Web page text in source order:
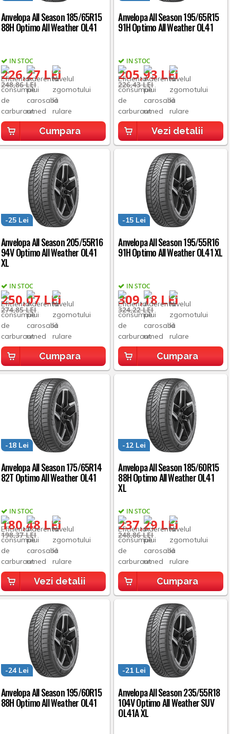
Anvelopa All Season 185/65R15
88H Optimo All Weather OL41
IN STOC
226,27 LEI
248,86 LEI
Cumpara
Anvelopa All Season 195/65R15
91H Optimo All Weather OL41
IN STOC
205,93 LEI
226,43 LEI
Vezi detalii
Anvelopa All Season 205/55R16
94V Optimo All Weather OL41
XL
IN STOC
250,07 LEI
-25 Lei
274,85 LEI
Cumpara
Anvelopa All Season 195/55R16
91H Optimo All Weather OL41 XL
IN STOC
309,18 LEI
-15 Lei
324,22 LEI
Cumpara
Anvelopa All Season 175/65R14
82T Optimo All Weather OL41
IN STOC
180,48 LEI
-18 Lei
198,37 LEI
Vezi detalii
Anvelopa All Season 185/60R15
88H Optimo All Weather OL41
XL
IN STOC
237,29 LEI
-12 Lei
248,86 LEI
Cumpara
Anvelopa All Season 195/60R15
88H Optimo All Weather OL41
-24 Lei
Anvelopa All Season 235/55R18
104V Optimo All Weather SUV
OL41A XL
-21 Lei